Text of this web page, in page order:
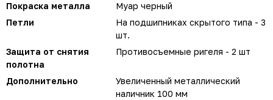
Покраска металла
Муар черный
Петли
На подшипниках скрытого типа - 3
шт.
Защита от снятия
полотна
Противосъемные ригеля - 2 шт
Дополнительно
Увеличенный металлический
наличник 100 мм